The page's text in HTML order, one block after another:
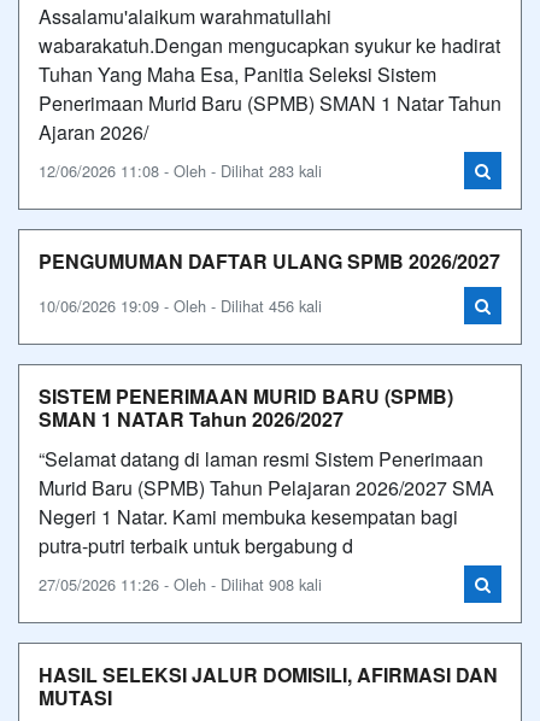
Assalamu'alaikum warahmatullahi
wabarakatuh.Dengan mengucapkan syukur ke hadirat
Tuhan Yang Maha Esa, Panitia Seleksi Sistem
Penerimaan Murid Baru (SPMB) SMAN 1 Natar Tahun
Ajaran 2026/
12/06/2026 11:08 - Oleh - Dilihat 283 kali
PENGUMUMAN DAFTAR ULANG SPMB 2026/2027
10/06/2026 19:09 - Oleh - Dilihat 456 kali
SISTEM PENERIMAAN MURID BARU (SPMB)
SMAN 1 NATAR Tahun 2026/2027
“Selamat datang di laman resmi Sistem Penerimaan
Murid Baru (SPMB) Tahun Pelajaran 2026/2027 SMA
Negeri 1 Natar. Kami membuka kesempatan bagi
putra-putri terbaik untuk bergabung d
27/05/2026 11:26 - Oleh - Dilihat 908 kali
HASIL SELEKSI JALUR DOMISILI, AFIRMASI DAN
MUTASI